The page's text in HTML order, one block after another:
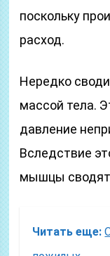
поскольку
расход.
Нередко
массой тела.
давление
Вследствие
мышцы сводят
Читать еще: